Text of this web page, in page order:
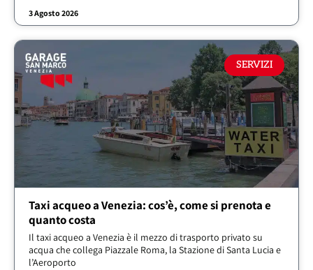
3 Agosto 2026
SERVIZI
Taxi acqueo a Venezia: cos’è, come si prenota e
quanto costa
Il taxi acqueo a Venezia è il mezzo di trasporto privato su
acqua che collega Piazzale Roma, la Stazione di Santa Lucia e
l’Aeroporto